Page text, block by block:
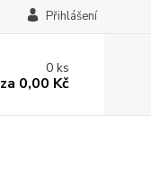
Přihlášení
0ks
za 0,00 Kč